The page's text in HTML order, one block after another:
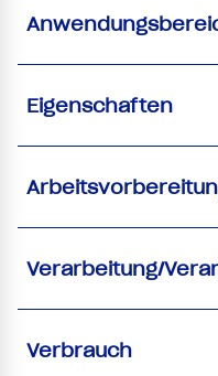
Eigenschaften
Verarbeitung/
Verbrauch